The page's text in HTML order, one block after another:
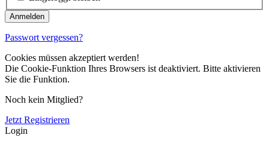
Passwort vergessen?
Cookies müssen akzeptiert werden!
Die Cookie-Funktion Ihres Browsers ist deaktiviert. Bitte aktivieren
Sie die Funktion.
Noch kein Mitglied?
Jetzt Registrieren
Login